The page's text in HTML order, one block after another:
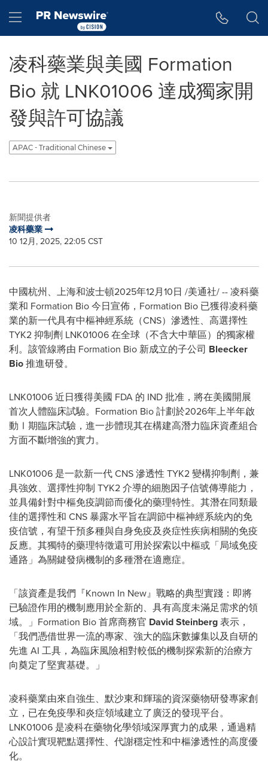
Hamburger menu
凌科藥業與美國 Formation
Bio 就 LNK01006 達成獨家開
發與許可協議
APAC - Traditional Chinese
新聞提供者
凌科藥業
10 12月, 2025, 22:05 CST
中國杭州、上海和波士頓2025年12月10日 /美通社/ -- 凌科藥
業和 Formation Bio 今日宣佈，Formation Bio 已獲得凌科藥
業的新一代具有中樞神經系統（CNS）滲透性、高選擇性
TYK2 抑制劑 LNK01006 在全球（不含大中華區）的獨家權
利。該管線將由 Formation Bio 新成立的子公司 Bleecker
Bio推進研發。
LNK01006 近日獲得美國 FDA 的 IND 批准，將在美國開展
首次人體臨床試驗。Formation Bio 計劃於2026年上半年啟
動Ⅰ期臨床試驗，進一步體現其在構建高潛力臨床資產組合
方面不斷增強的實力。
LNK01006 是一款新一代 CNS 滲透性 TYK2 變構抑制劑，兼
具強效、選擇性抑制 TYK2 介導的細胞因子信號傳導能力，
並具備針對中樞免疫調節而優化的藥理特性。其潛在同類最
佳的選擇性和 CNS 暴露水平旨在調節中樞神經系統內的免
疫信號，有望干預多種與自身免疫及炎症性疾病相關的免疫
反應。其獨特的藥理特徵還可用於探索以中樞或「局域免疫
通路」為關鍵發病機制的多種潛在適應症。
「該資產是我們『Known In New』戰略的典型實踐：即將
已驗證作用的機制應用於全新的、具有高度未滿足需求的領
域。」Formation Bio 首席商務官 David Steinberg表示 ，
「我們憑借世界一流的專家、強大的臨床數據集以及自研的
先進 AI 工具，為臨床風險相對較低的機制探索新的治療方
向奠定了堅實基礎。」
凌科藥業由來自強生、默沙東和輝瑞的資深藥物研發專家創
立，已在免疫學和炎症領域建立了廣泛的發現平台。
LNK01006 是凌科在藥物化學領域深厚實力的成果，通過精
心設計實現靶點選擇性、代謝穩定性和中樞滲透性的高度優
化。